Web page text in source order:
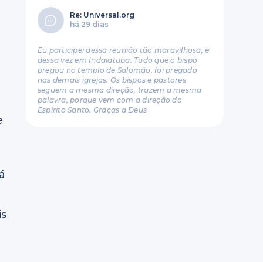
Re: Universal.org
há 29 dias
Eu participei dessa reunião tão maravilhosa, e
dessa vez em Indaiatuba. Tudo que o bispo
pregou no templo de Salomão, foi pregado
nas demais igrejas. Os bispos e pastores
seguem a mesma direção, trazem a mesma
palavra, porque vem com a direção do
Espírito Santo. Graças a Deus